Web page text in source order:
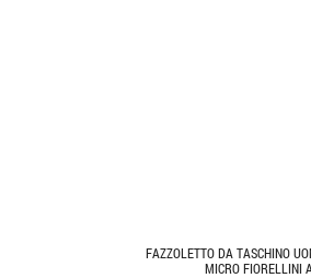
FAZZOLETTO DA TASCHINO
MICRO FIORELLINI